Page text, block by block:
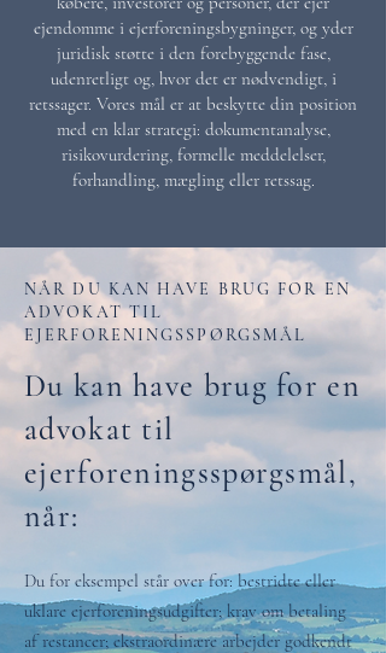
ejendomme i ejerforeningsbygninger, og yder
juridisk støtte i den forebyggende fase,
udenretligt og, hvor det er nødvendigt, i
retssager. Vores mål er at beskytte din position
med en klar strategi: dokumentanalyse,
risikovurdering, formelle meddelelser,
forhandling, mægling eller retssag.
NÅR DU KAN HAVE BRUG FOR EN
ADVOKAT TIL
EJERFORENINGSSPØRGSMÅL
Du kan have brug for en
advokat til
ejerforeningsspørgsmål,
når:
Du for eksempel står over for: bestridte eller
uklare ejerforeningsudgifter; krav om betaling
af restancer; ekstraordinære arbejder godkendt